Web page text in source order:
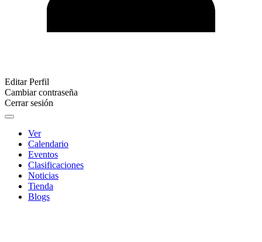
Editar Perfil
Cambiar contraseña
Cerrar sesión
Ver
Calendario
Eventos
Clasificaciones
Noticias
Tienda
Blogs